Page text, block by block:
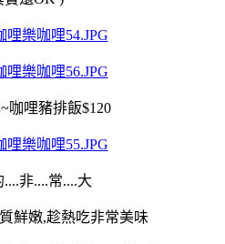
咖哩豬排飯$120
非....常....大
鮮嫩,趁熱吃非常美味